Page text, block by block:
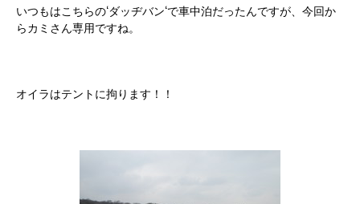
いつもはこちらの‘ダッヂバン‘で車中泊だったんですが、今回か
らカミさん専用ですね。
オイラはテントに拘ります！！